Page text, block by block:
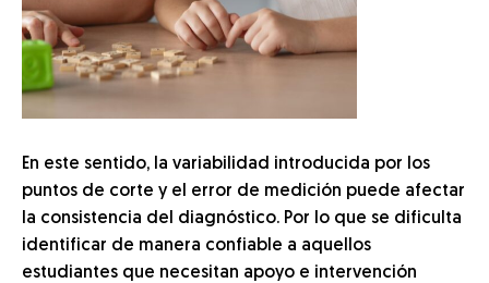
En este sentido, la variabilidad introducida por los
puntos de corte y el error de medición puede afectar
la consistencia del diagnóstico. Por lo que se dificulta
identificar de manera confiable a aquellos
estudiantes que necesitan apoyo e intervención